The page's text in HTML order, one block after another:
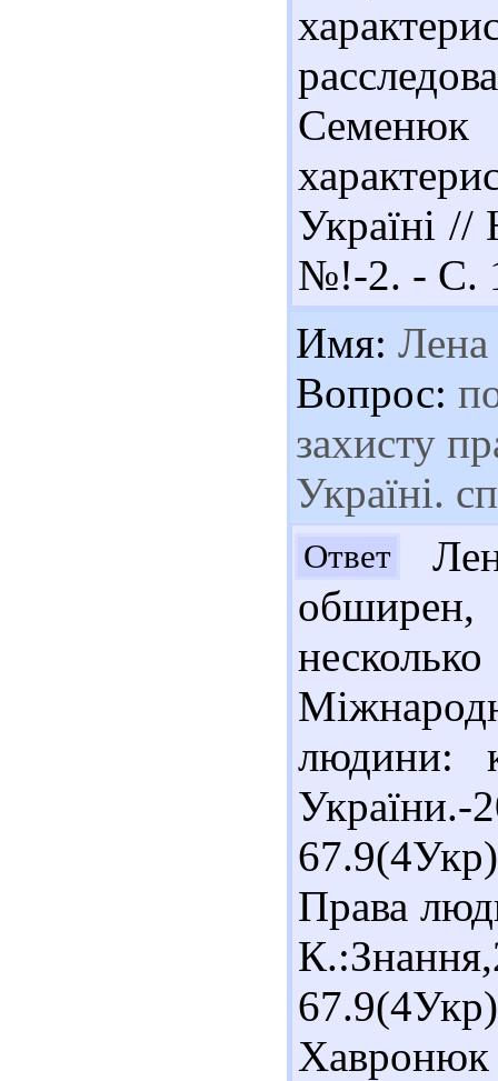
Україні //
№!-2. - С.
Имя: Лена
Вопрос:
захисту
Україні.
Ответ
людини:
Права